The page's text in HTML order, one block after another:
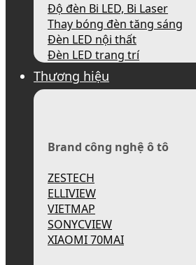
Độ đèn Bi LED, Bi Laser
Thay bóng đèn tăng sáng
Đèn LED nội thất
Đèn LED trang trí
Thương hiệu
Brand công nghệ ô tô
ZESTECH
ELLIVIEW
VIETMAP
SONYCVIEW
XIAOMI 70MAI